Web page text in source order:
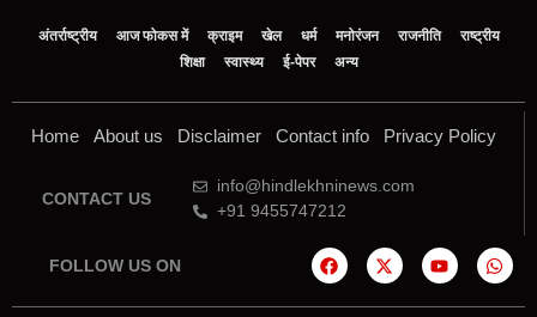
अंतर्राष्ट्रीय आज फोकस में क्राइम खेल धर्म मनोरंजन राजनीति
राष्ट्रीय
शिक्षा
स्वास्थ्य ई-पेपर अन्य
Home About us Disclaimer Contact info Privacy Policy
CONTACT US
info@hindlekhninews.com
+91 9455747212
FOLLOW US ON